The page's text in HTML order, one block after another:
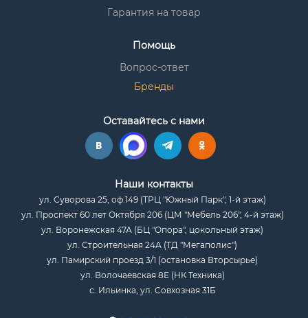
Гарантия на товар
Помощь
Вопрос-ответ
Бренды
Оставайтесь с нами
Наши контакты
ул. Суворова 25, оф.149 (ТРЦ "Южный Парк", 1-й этаж)
ул. Проспект 60 лет Октября 206 (ЦМ "Мебель 206", 4-й этаж)
ул. Воронежская 47А (БЦ "Опора", цокольный этаж)
ул. Строительная 24А (ТД "Мегаполис")
ул. Памирский проезд 3/1 (остановка Вторсырье)
ул. Волочаевская 8Е (НК Техника)
с. Ильинка, ул. Совхозная 31Б